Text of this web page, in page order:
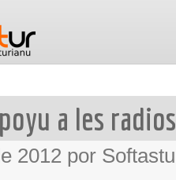
a les
2012 por